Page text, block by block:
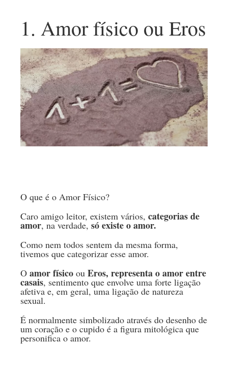
1. Amor físico ou Eros
O que é o Amor Físico?
Caro amigo leitor, existem vários, categorias de
amor, na verdade, só existe o amor.
Como nem todos sentem da mesma forma,
tivemos que categorizar esse amor.
O amor físico ou Eros, representa o amor entre
casais, sentimento que envolve uma forte ligação
afetiva e, em geral, uma ligação de natureza
sexual.
É normalmente simbolizado através do desenho de
um coração e o cupido é a figura mitológica que
personifica o amor.